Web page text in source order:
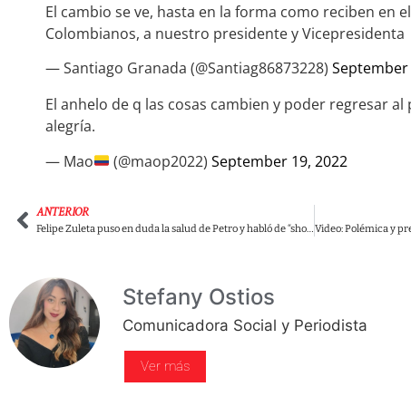
El cambio se ve, hasta en la forma como reciben en
Colombianos, a nuestro presidente y Vicepresidenta
— Santiago Granada (@Santiag86873228) September
El anhelo de q las cosas cambien y poder regresar al
alegría.
— Mao
(@maop2022)September 19, 2022
ANTERIOR
Felipe Zuleta puso en duda la salud de Petro y habló de “show” en una anterior enfermedad
Stefany Ostios
Comunicadora Social y Periodista
Ver más